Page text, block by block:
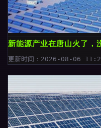
新能源产业在唐山火了，
更新时间：2026-08-06